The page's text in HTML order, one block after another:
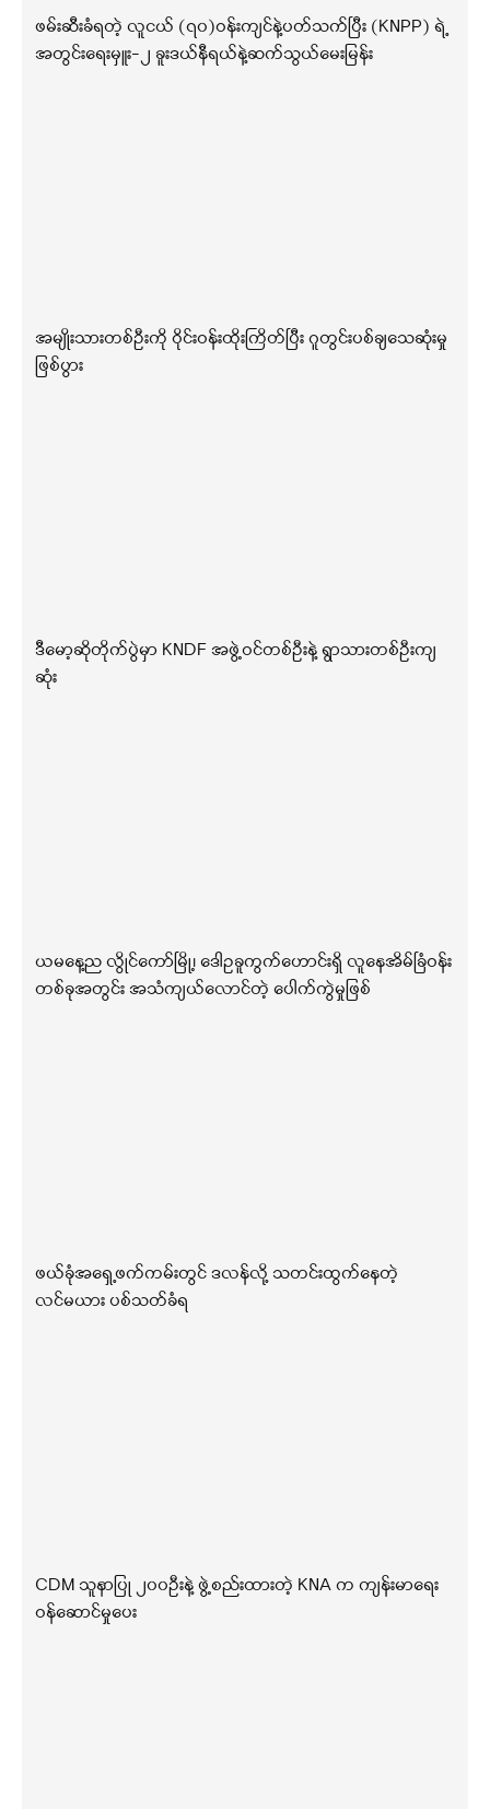
ဖမ်းဆီးခံရတဲ့ လူငယ် (၇၀)ဝန်းကျင်နဲ့ပတ်သက်ပြီး (KNPP) ရဲ့
အတွင်းရေးမှူး-၂ ခူးဒယ်နီရယ်နဲ့ဆက်သွယ်မေးမြန်း
အမျိုးသားတစ်ဦးကို ဝိုင်းဝန်းထိုးကြိတ်ပြီး ဂူတွင်းပစ်ချသေဆုံးမှု
ဖြစ်ပွား
ဒီမော့ဆိုတိုက်ပွဲမှာ KNDF အဖွဲ့ဝင်တစ်ဦးနဲ့ ရွာသားတစ်ဦးကျ
ဆုံး
ယမနေ့ည လွိုင်ကော်မြို့၊ ဒေါဥခူကွက်ဟောင်းရှိ လူနေအိမ်ခြံဝန်း
တစ်ခုအတွင်း အသံကျယ်လောင်တဲ့ ပေါက်ကွဲမှုဖြစ်
ဖယ်ခုံအရှေ့ဖက်ကမ်းတွင် ဒလန်လို့ သတင်းထွက်နေတဲ့
လင်မယား ပစ်သတ်ခံရ
CDM သူနာပြု ၂၀၀ဦးနဲ့ ဖွဲ့စည်းထားတဲ့ KNA က ကျန်းမာရေး
ဝန်ဆောင်မှုပေး